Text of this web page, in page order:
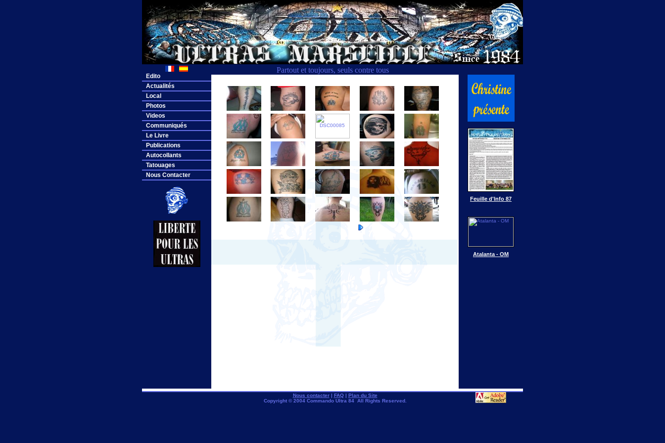
Partout et toujours, seuls contre tous
Edito
Actualités
Local
Photos
Videos
Communiqués
Le Livre
Publications
Autocollants
Tatouages
Nous Contacter
Feuille d'Info 87
Atalanta - OM
Nous contacter| FAQ| Plan du Site
Copyright © 2004 Commando Ultra 84 All Rights Reserved.